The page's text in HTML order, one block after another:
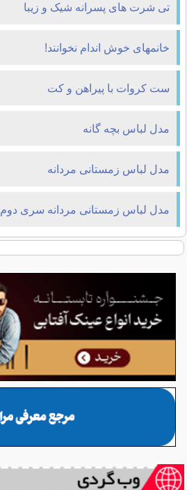
تی شرت های پسرانه شیک و زیبا
خانمهای خوش اندام نخوانند!
ست کروات با پیراهن و کت
مدل لباس بچه گانه
مدل لباس زمستانی مردانه
مدل لباس زمستانی مردانه سری دوم